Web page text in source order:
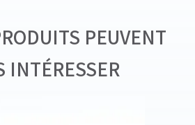
PEUVENT
INTÉRESSER